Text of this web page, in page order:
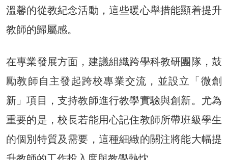
溫馨的從教紀念活動，這些暖心舉措能顯着提升
教師的歸屬感。
在專業發展方面，建議組織跨學科教研團隊，鼓
勵教師自主發起跨校專業交流，並設立「微創
新」項目，支持教師進行教學實驗與創新。尤為
重要的是，校長若能用心記住教師所帶班級學生
的個別特質及需要，這種細緻的關注將能大幅提